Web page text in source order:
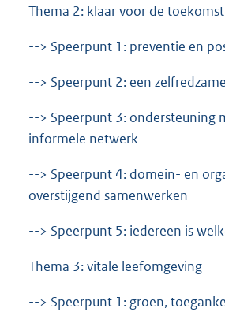
Thema 2: klaar voor de toekomst
--> Speerpunt 1: preventie en
--> Speerpunt 2: een
--> Speerpunt 3: ondersteuning
informele netwerk
--> Speerpunt 4: domein- en
overstijgend samenwerken
--> Speerpunt 5: iedereen is
Thema 3: vitale leefomgeving
--> Speerpunt 1: groen,